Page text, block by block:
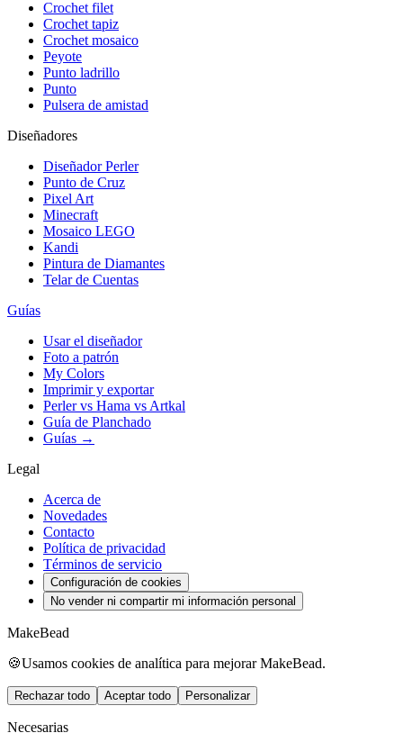
Crochet filet
Crochet tapiz
Crochet mosaico
Peyote
Punto ladrillo
Punto
Pulsera de amistad
Diseñadores
Diseñador Perler
Punto de Cruz
Pixel Art
Minecraft
Mosaico LEGO
Kandi
Pintura de Diamantes
Telar de Cuentas
Guías
Usar el diseñador
Foto a patrón
My Colors
Imprimir y exportar
Perler vs Hama vs Artkal
Guía de Planchado
Guías →
Legal
Acerca de
Novedades
Contacto
Política de privacidad
Términos de servicio
Configuración de cookies
No vender ni compartir mi información personal
MakeBead
🍪Usamos cookies de analítica para mejorar MakeBead.
Rechazar todo Aceptar todo Personalizar
Necesarias